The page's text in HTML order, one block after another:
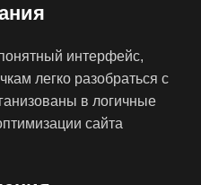
интерфейс,
легко разобраться с
в логичные
сайта